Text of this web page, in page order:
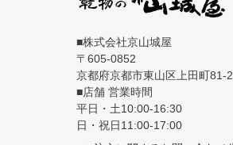
■株式会社京山城屋
605-0852
京都府京都市東山区上田町81-2
■店舗 営業時間
平日・土10:00-16:30
日・祝日11:00-17:00